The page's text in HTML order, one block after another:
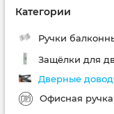
Категории
Ручки
Защёлки для
Дверные
Офисная ручка